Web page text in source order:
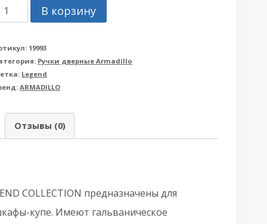
КоличествоВ корзину
19993
Ручки дверные Armadillo
Legend
ARMADILLO
Отзывы (0)
COLLECTION предназначены для
купе. Имеют гальваническое